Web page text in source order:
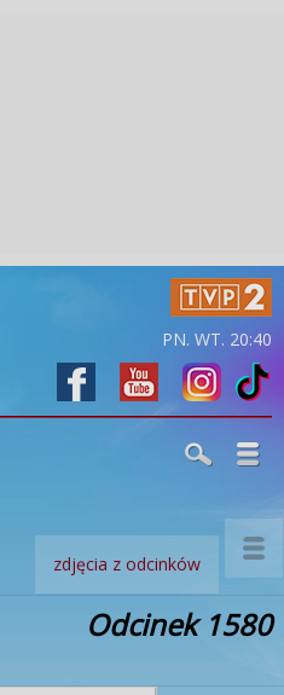
PN. WT. 20:40
zdjęcia z odcinków
Odcinek 1580